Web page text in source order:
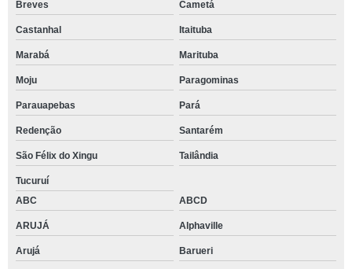
Breves Cametá
Castanhal Itaituba
Marabá Marituba
Moju Paragominas
Parauapebas Pará
Redenção Santarém
São Félix do Xingu Tailândia
Tucuruí
ABC
ABCD
ARUJÁ Alphaville
Arujá Barueri